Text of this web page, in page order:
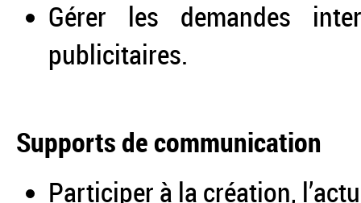
Gérer les demandes
publicitaires.
Supports de communication
Participer à la création,